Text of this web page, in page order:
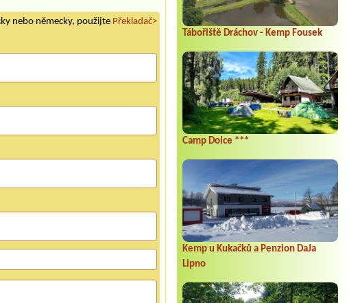
Tábořiště Dráchov - Kemp Fousek
Camp Dolce ***
Kemp u Kukačků a Penzion DaJa
Lipno
nebo německy, použijte Překladač>